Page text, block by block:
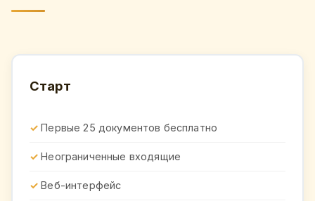
Старт
Первые 25 документов бесплатно
Неограниченные входящие
Веб-интерфейс